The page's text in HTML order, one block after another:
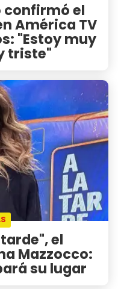
confirmó el
América TV
"Estoy muy
triste"
el
Mazzocco:
su lugar